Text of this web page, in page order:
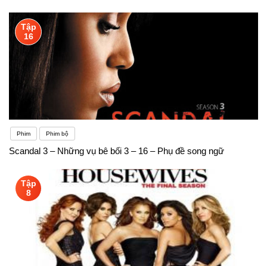
Tập
16
Phim Phim bộ
Scandal 3 – Những vụ bê bối 3 – 16 – Phụ đề song ngữ
Tập
8